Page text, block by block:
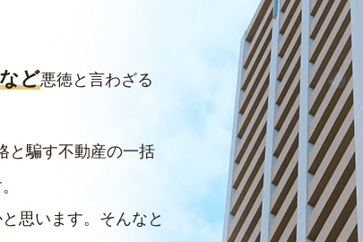
ど悪徳と言わざる
と騙す不動産の一括
思います。そんなと